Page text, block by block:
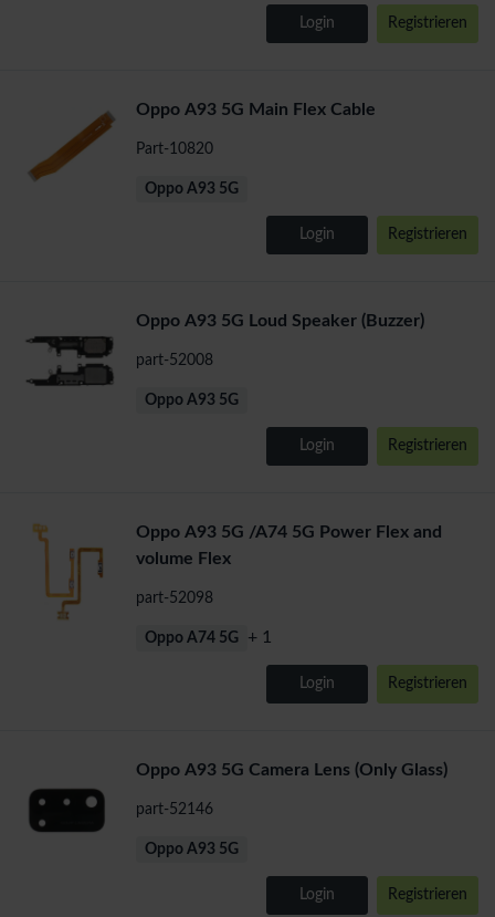
Login Registrieren
Oppo A93 5G Main Flex Cable
Part-10820
Oppo A93 5G
Login Registrieren
Oppo A93 5G Loud Speaker (Buzzer)
part-52008
Oppo A93 5G
Login Registrieren
Oppo A93 5G /A74 5G Power Flex and
volume Flex
part-52098
Oppo A74 5G + 1
Login Registrieren
Oppo A93 5G Camera Lens (Only Glass)
part-52146
Oppo A93 5G
Login Registrieren